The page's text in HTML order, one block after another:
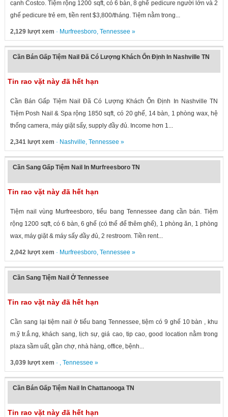
cạnh Costco. Tiệm rộng 1200 sqft, có 6 bàn, 8 ghế pedicure người lớn và 2
ghế pedicure trẻ em, tiền rent $3,800/tháng. Tiệm nằm trong...
2,129 lượt xem · Murfreesboro, Tennessee »
Cần Bán Gấp Tiệm Nail Đã Có Lượng Khách Ổn Định In Nashville TN
Tin rao vặt này đã hết hạn
Cần Bán Gấp Tiệm Nail Đã Có Lượng Khách Ổn Định In Nashville TN
Tiệm Posh Nail & Spa rộng 1850 sqft, có 20 ghế, 14 bàn, 1 phòng wax, hệ
thống camera, máy giặt sấy, supply đầy đủ. Income hơn 1...
2,341 lượt xem · Nashville, Tennessee »
Cần Sang Gấp Tiệm Nail In Murfreesboro TN
Tin rao vặt này đã hết hạn
Tiệm nail vùng Murfreesboro, tiểu bang Tennessee đang cần bán. Tiệm
rộng 1200 sqft, có 6 bàn, 6 ghế (có thể để thêm ghế), 1 phòng ăn, 1 phòng
wax, máy giặt & máy sấy đầy đủ, 2 restroom. Tiền rent...
2,042 lượt xem · Murfreesboro, Tennessee »
Cần Sang Tiệm Nail Ở Tennessee
Tin rao vặt này đã hết hạn
Cần sang lại tiệm nail ở tiểu bang Tennessee, tiệm có 9 ghế 10 bàn , khu
m.ỹ tr.ắ.ng, khách sang, lịch sự, giá cao, tip cao, good location nằm trong
plaza sầm uất, gần chợ, nhà hàng, office, bệnh...
3,039 lượt xem · , Tennessee »
Cần Bán Gấp Tiệm Nail In Chattanooga TN
Tin rao vặt này đã hết hạn